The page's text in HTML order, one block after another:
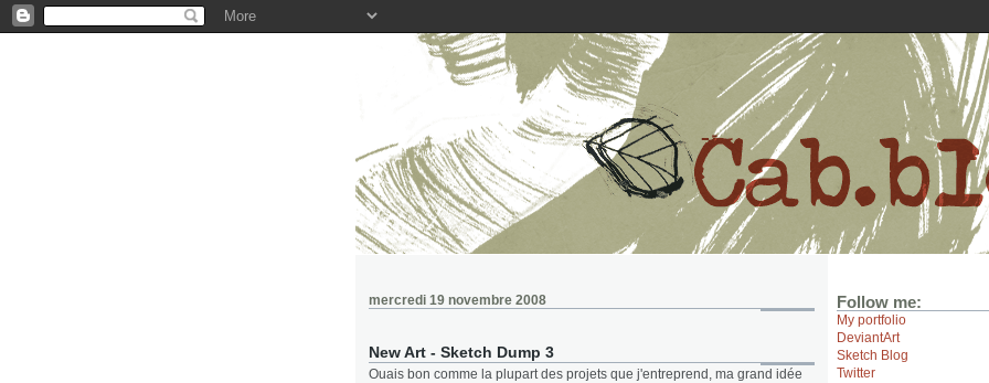
mercredi 19 novembre 2008
New Art - Sketch Dump 3
Ouais bon comme la plupart des projets que j'entreprend, ma grand idée
Follow me:
My portfolio
DeviantArt
Sketch Blog
Twitter